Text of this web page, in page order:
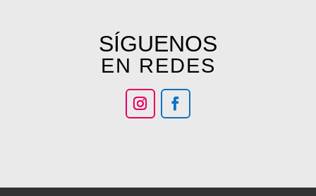
SÍGUENOS
EN REDES